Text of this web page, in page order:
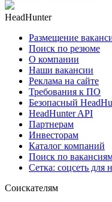
HeadHunter
Размещение
Поиск по резюме
О компании
Наши вакансии
Реклама на сайте
Требования к ПО
Безопасный
HeadHunter API
Партнерам
Инвесторам
Каталог компаний
Поиск по
Сетка: соцсеть для
Соискателям